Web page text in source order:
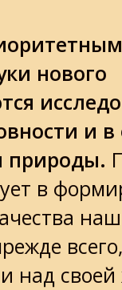
нового
и в
природы.
в
над